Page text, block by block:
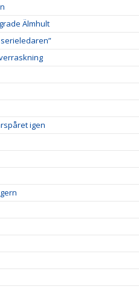
Älmhult
igen